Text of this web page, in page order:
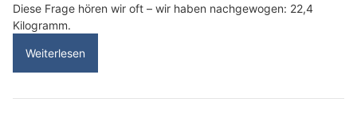
Diese Frage hören wir oft – wir haben nachgewogen: 22,4
Kilogramm.
Weiterlesen